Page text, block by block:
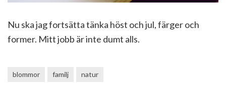
Nu ska jag fortsätta tänka höst och jul, färger och
former. Mitt jobb är inte dumt alls.
blommor familj natur